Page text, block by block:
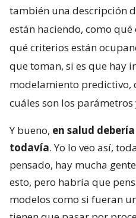
también una descripción
están haciendo, como
qué criterios están
que toman, si es que hay
modelamiento predictivo,
cuáles son los
Y bueno, en salud
todavía. Yo lo veo así,
pensado, hay mucha
esto, pero habría que
modelos como si fueran